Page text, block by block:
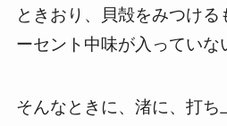
ときおり、貝殻をみつけ
ーセント中味が入っていな
そんなときに、渚に、打ち